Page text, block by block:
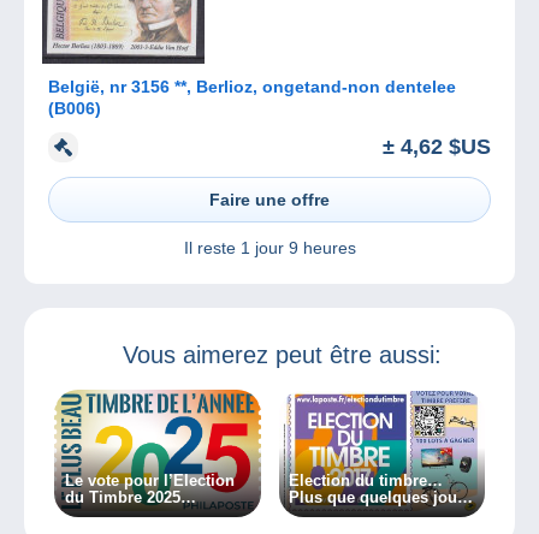
België, nr 3156 **, Berlioz, ongetand-non dentelee
(B006)
± 4,62 $US
Faire une offre
Il reste 1 jour 9 heures
Vous aimerez peut être aussi:
Le vote pour l’Election
du Timbre 2025
commence !
Election du timbre…
Plus que quelques jours
pour voter !